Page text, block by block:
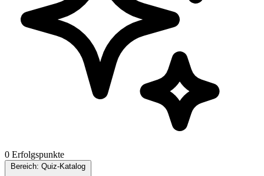
0 Erfolgspunkte
Bereich: Quiz-Katalog